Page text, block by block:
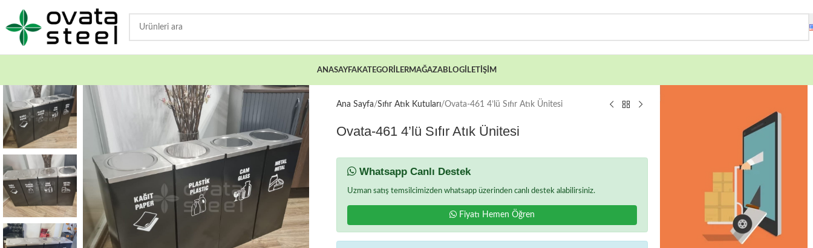
ANASAYFAKATEGORILERMAĞAZABLOGİLETIŞIM
Ana Sayfa Sıfır Atık Kutuları Ovata-461 4’lü Sıfır Atık Ünitesi
Ovata-461 4’lü Sıfır Atık Ünitesi
Whatsapp Canlı Destek
Uzman satış temsilcimizden whatsapp üzerinden canlı destek alabilirsiniz.
Fiyatı Hemen Öğren